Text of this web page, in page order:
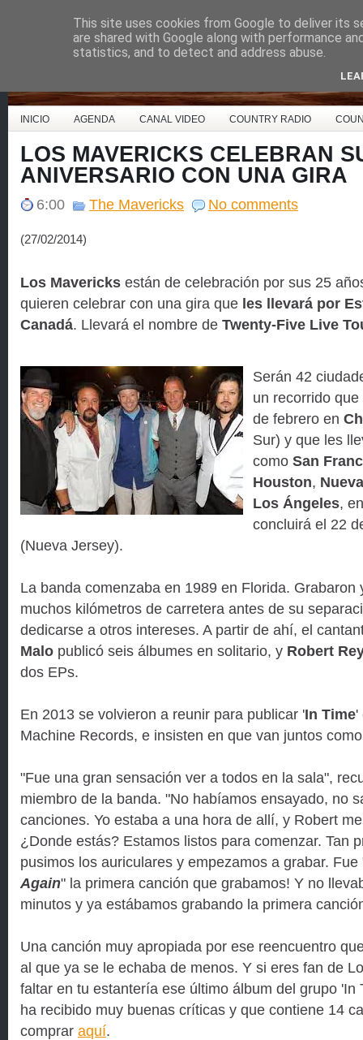
Country Music España
INICIO AGENDA CANAL VIDEO COUNTRY RADIO
LOS MAVERICKS CELEBRAN
ANIVERSARIO CON UNA GIRA
6:00 The Mavericks No comments
(27/02/2014)
Los Mavericks están de celebración por sus 25
quieren celebrar con una gira que les llevará por
Canadá. Llevará el nombre de Twenty-Five Live
Serán 42
un recorrido
de febrero en
Sur) y que les
como San
Houston,
Los Ángeles,
concluirá el 22
(Nueva Jersey).
La banda comenzaba en 1989 en Florida. Grabaron
muchos kilómetros de carretera antes de su
dedicarse a otros intereses. A partir de ahí, el
Malo publicó seis álbumes en solitario, y Robert
dos EPs.
En 2013 se volvieron a reunir para publicar 'In Time'
Machine Records, e insisten en que van juntos
"Fue una gran sensación ver a todos en la sala",
miembro de la banda. "No habíamos ensayado, no
canciones. Yo estaba a una hora de allí, y Robert
¿Donde estás? Estamos listos para comenzar. Tan
pusimos los auriculares y empezamos a grabar. Fue
Again" la primera canción que grabamos! Y no
minutos y ya estábamos grabando la primera
Una canción muy apropiada por ese reencuentro
al que ya se le echaba de menos. Y si eres fan de
faltar en tu estantería ese último álbum del grupo 'In
ha recibido muy buenas críticas y que contiene 14
comprar aquí.
This site uses cookies from Google to deliver its
are shared with Google along with performance
statistics, and to detect and address abuse.